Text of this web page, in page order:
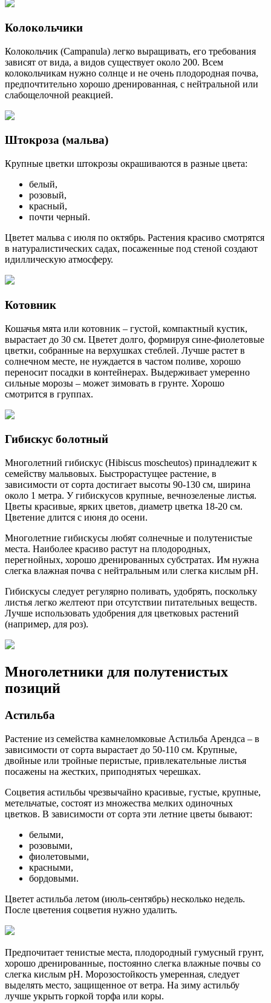
Колокольчики
Колокольчик (Campanula) легко выращивать, его требования
зависят от вида, а видов существует около 200. Всем
колокольчикам нужно солнце и не очень плодородная почва,
предпочтительно хорошо дренированная, с нейтральной или
слабощелочной реакцией.
Штокроза (мальва)
Крупные цветки штокрозы окрашиваются в разные цвета:
белый,
розовый,
красный,
почти черный.
Цветет мальва с июля по октябрь. Растения красиво смотрятся
в натуралистических садах, посаженные под стеной создают
идиллическую атмосферу.
Котовник
Кошачья мята или котовник – густой, компактный кустик,
вырастает до 30 см. Цветет долго, формируя сине-фиолетовые
цветки, собранные на верхушках стеблей. Лучше растет в
солнечном месте, не нуждается в частом поливе, хорошо
переносит посадки в контейнерах. Выдерживает умеренно
сильные морозы – может зимовать в грунте. Хорошо
смотрится в группах.
Гибискус болотный
Многолетний гибискус (Hibiscus moscheutos) принадлежит к
семейству мальвовых. Быстрорастущее растение, в
зависимости от сорта достигает высоты 90-130 см, ширина
около 1 метра. У гибискусов крупные, вечнозеленые листья.
Цветы красивые, ярких цветов, диаметр цветка 18-20 см.
Цветение длится с июня до осени.
Многолетние гибискусы любят солнечные и полутенистые
места. Наиболее красиво растут на плодородных,
перегнойных, хорошо дренированных субстратах. Им нужна
слегка влажная почва с нейтральным или слегка кислым pH.
Гибискусы следует регулярно поливать, удобрять, поскольку
листья легко желтеют при отсутствии питательных веществ.
Лучше использовать удобрения для цветковых растений
(например, для роз).
Многолетники для полутенистых
позиций
Астильба
Растение из семейства камнеломковые Астильба Арендса – в
зависимости от сорта вырастает до 50-110 см. Крупные,
двойные или тройные перистые, привлекательные листья
посажены на жестких, приподнятых черешках.
Соцветия астильбы чрезвычайно красивые, густые, крупные,
метельчатые, состоят из множества мелких одиночных
цветков. В зависимости от сорта эти летние цветы бывают:
белыми,
розовыми,
фиолетовыми,
красными,
бордовыми.
Цветет астильба летом (июль-сентябрь) несколько недель.
После цветения соцветия нужно удалить.
Предпочитает тенистые места, плодородный гумусный грунт,
хорошо дренированные, постоянно слегка влажные почвы со
слегка кислым pH. Морозостойкость умеренная, следует
выделять место, защищенное от ветра. На зиму астильбу
лучше укрыть горкой торфа или коры.